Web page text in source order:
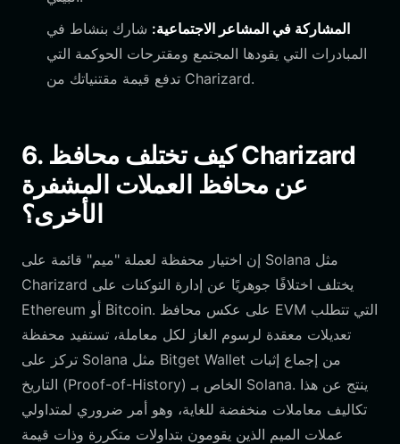
المشاركة في المشاعر الاجتماعية: شارك بنشاط في
المبادرات التي يقودها المجتمع ومقترحات الحوكمة التي
تدفع قيمة مقتنياتك من Charizard.
6. كيف تختلف محافظ Charizard
عن محافظ العملات المشفرة
الأخرى؟
إن اختيار محفظة لعملة "ميم" قائمة على Solana مثل
Charizard يختلف اختلافًا جوهريًا عن إدارة التوكنات على
Ethereum أو Bitcoin. على عكس محافظ EVM التي تتطلب
تعديلات معقدة لرسوم الغاز لكل معاملة، تستفيد محفظة
تركز على Solana مثل Bitget Wallet من إجماع إثبات
التاريخ (Proof-of-History) الخاص بـ Solana. ينتج عن هذا
تكاليف معاملات منخفضة للغاية، وهو أمر ضروري لمتداولي
عملات الميم الذين يقومون بتداولات متكررة وذات قيمة